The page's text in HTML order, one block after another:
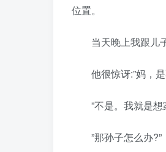
位置。
当天晚上我跟儿子
他很惊讶:”妈，是
”不是。我就是想
”那孙子怎么办?”